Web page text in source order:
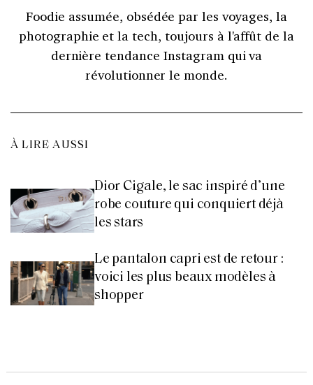
Foodie assumée, obsédée par les voyages, la
photographie et la tech, toujours à l'affût de la
dernière tendance Instagram qui va
révolutionner le monde.
À LIRE AUSSI
Dior Cigale, le sac inspiré d’une
robe couture qui conquiert déjà
les stars
Le pantalon capri est de retour :
voici les plus beaux modèles à
shopper